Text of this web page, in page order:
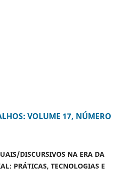
VOLUME 17, NÚMERO
DISCURSIVOS NA ERA DA
PRÁTICAS, TECNOLOGIAS E